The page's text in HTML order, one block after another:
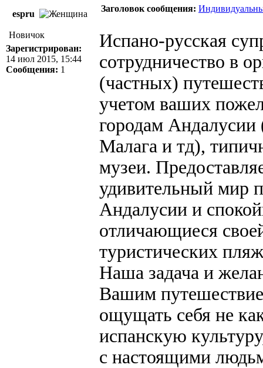
espru
Заголовок сообщения:
Новичок
Зарегистрирован:
14 июл 2015, 15:44
Сообщения: 1
Испано-русская
сотрудничество в
(частных)
учетом ваших
городам Андалусии
Малага и тд),
музеи.
удивительный мир
Андалусии и
отличающиеся
туристических
Наша задача и
Вашим
ощущать себя не
испанскую
с настоящими